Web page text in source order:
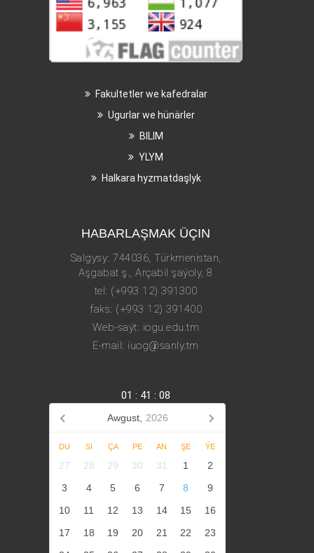
Fakultetler we kafedralar
Ugurlar we hünärler
BILIM
YLYM
Halkara hyzmatdaşlyk
HABARLAŞMAK ÜÇIN
Salgysy: 744036, Türkmenistan,
Aşgabat ş., Arçabil şaýoly, 8
tel: (+993 12) 391300
faks: (+993 12) 391400
Web-saýt: iogu.edu.tm
E-mail: iuog@sanly.tm
01 : 41 : 09
Awgust, 2026
DU SI ÇA PE AN ŞE ÝE
27 28 29 30 31 1
2
3
4 5 6 7 8
9
10
11 12 13 14 15
16
17
18 19 20 21 22
23